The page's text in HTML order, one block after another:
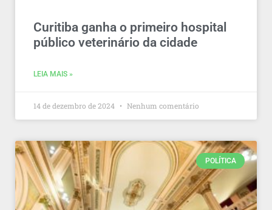
Curitiba ganha o primeiro hospital
público veterinário da cidade
LEIA MAIS »
14 de dezembro de 2024 Nenhum comentário
POLÍTICA